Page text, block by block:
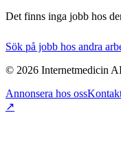
Det finns inga jobb hos
Sök på jobb hos andra
© 2026 Internetmedicin
Annonsera hos oss
↗